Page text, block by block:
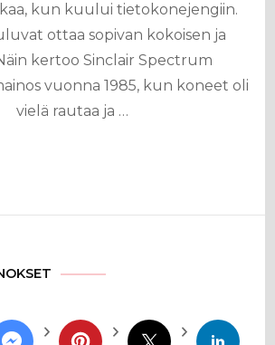
kun kuului tietokonejengiin.
ottaa sopivan kokoisen ja
kertoo Sinclair Spectrum
vuonna 1985, kun koneet oli
vielä rautaa ja …